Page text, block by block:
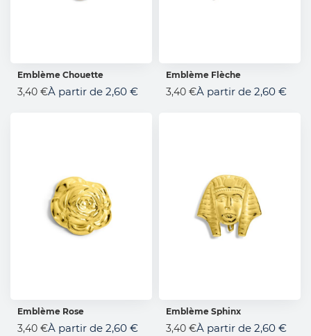
AJOUTER AU PANIER
Emblème Chouette
3,40 €À partir de 2,60 €
AJOUTER AU PANIER
Emblème Flèche
3,40 €À partir de 2,60 €
AJOUTER AU PANIER
Emblème Rose
3,40 €À partir de 2,60 €
AJOUTER AU PANIER
Emblème Sphinx
3,40 €À partir de 2,60 €